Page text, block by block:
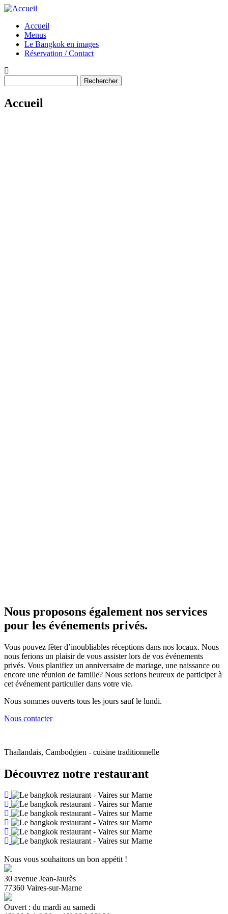
Aller
contenu
principal
Main
navigation
Accueil
Menus
Le Bangkok en images
Réservation / Contact
Accueil
Nous proposons également nos services
pour les événements privés.
Vous pouvez fêter d’inoubliables réceptions dans nos locaux. Nous
nous ferions un plaisir de vous assister lors de vos événements
privés. Vous planifiez un anniversaire de mariage, une naissance ou
encore une réunion de famille? Nous serions heureux de participer à
cet événement particulier dans votre vie.
Nous sommes ouverts tous les jours sauf le lundi.
Nous contacter
Thaïlandais, Cambodgien - cuisine traditionnelle
Découvrez notre restaurant
Nous vous souhaitons un bon appétit !
30 avenue Jean-Jaurès
77360 Vaires-sur-Marne
Ouvert : du mardi au samedi